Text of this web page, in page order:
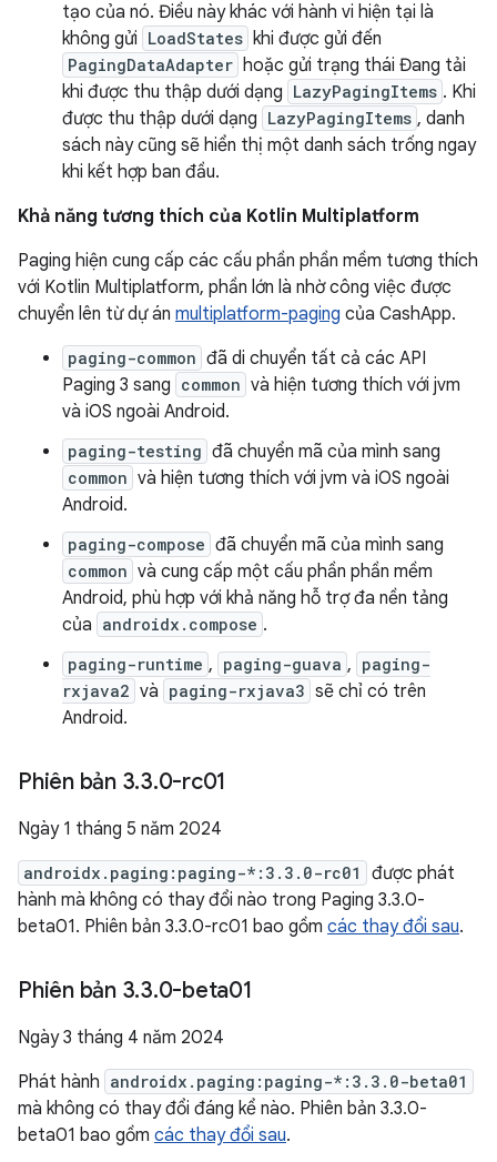
tạo của nó. Điều này khác với hành vi hiện tại là
không gửi LoadStates khi được gửi đến
PagingDataAdapter hoặc gửi trạng thái Đang tải
khi được thu thập dưới dạng LazyPagingItems . Khi
được thu thập dưới dạng LazyPagingItems , danh
sách này cũng sẽ hiển thị một danh sách trống ngay
khi kết hợp ban đầu.
Khả năng tương thích của Kotlin Multiplatform
Paging hiện cung cấp các cấu phần phần mềm tương thích
với Kotlin Multiplatform, phần lớn là nhờ công việc được
chuyển lên từ dự án multiplatform-paging của CashApp.
paging-common đã di chuyển tất cả các API
Paging 3 sang common và hiện tương thích với jvm
và iOS ngoài Android.
paging-testing đã chuyển mã của mình sang
common và hiện tương thích với jvm và iOS ngoài
Android.
paging-compose đã chuyển mã của mình sang
common và cung cấp một cấu phần phần mềm
Android, phù hợp với khả năng hỗ trợ đa nền tảng
của androidx.compose .
paging-runtime , paging-guava , paging-
rxjava2 và paging-rxjava3 sẽ chỉ có trên
Android.
Phiên bản 3.3.0-rc01
Ngày 1 tháng 5 năm 2024
androidx.paging:paging-*:3.3.0-rc01
được phát
hành mà không có thay đổi nào trong Paging 3.3.0-
beta01. Phiên bản 3.3.0-rc01 bao gồm các thay đổi sau.
Phiên bản 3.3.0-beta01
Ngày 3 tháng 4 năm 2024
Phát hành androidx.paging:paging-*:3.3.0-beta01
mà không có thay đổi đáng kể nào. Phiên bản 3.3.0-
beta01 bao gồm các thay đổi sau.